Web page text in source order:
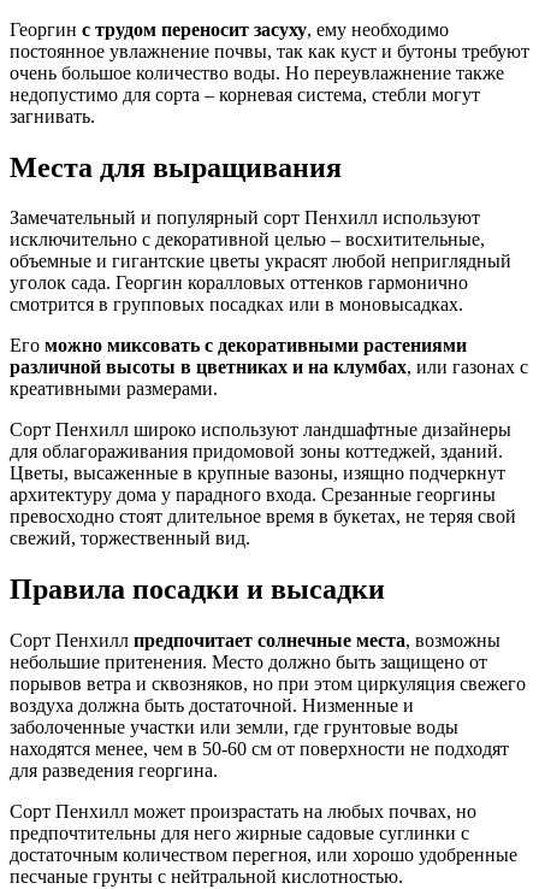
Георгин с трудом переносит засуху, ему необходимо
постоянное увлажнение почвы, так как куст и бутоны требуют
очень большое количество воды. Но переувлажнение также
недопустимо для сорта – корневая система, стебли могут
загнивать.
Места для выращивания
Замечательный и популярный сорт Пенхилл используют
исключительно с декоративной целью – восхитительные,
объемные и гигантские цветы украсят любой неприглядный
уголок сада. Георгин коралловых оттенков гармонично
смотрится в групповых посадках или в моновысадках.
Его можно миксовать с декоративными растениями
различной высоты в цветниках и на клумбах, или газонах с
креативными размерами.
Сорт Пенхилл широко используют ландшафтные дизайнеры
для облагораживания придомовой зоны коттеджей, зданий.
Цветы, высаженные в крупные вазоны, изящно подчеркнут
архитектуру дома у парадного входа. Срезанные георгины
превосходно стоят длительное время в букетах, не теряя свой
свежий, торжественный вид.
Правила посадки и высадки
Сорт Пенхилл предпочитает солнечные места, возможны
небольшие притенения. Место должно быть защищено от
порывов ветра и сквозняков, но при этом циркуляция свежего
воздуха должна быть достаточной. Низменные и
заболоченные участки или земли, где грунтовые воды
находятся менее, чем в 50-60 см от поверхности не подходят
для разведения георгина.
Сорт Пенхилл может произрастать на любых почвах, но
предпочтительны для него жирные садовые суглинки с
достаточным количеством перегноя, или хорошо удобренные
песчаные грунты с нейтральной кислотностью.